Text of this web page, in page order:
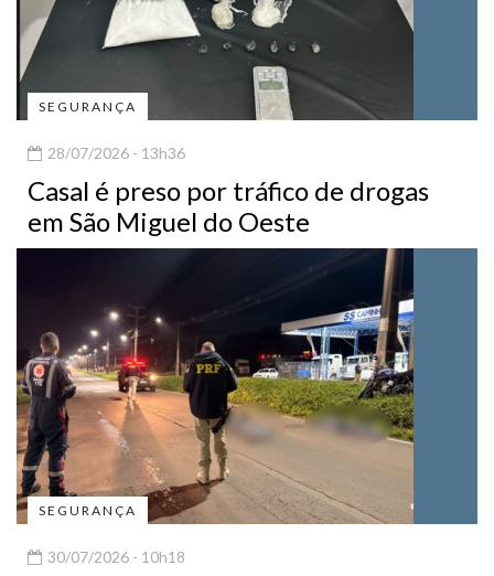
SEGURANÇA
28/07/2026 - 13h36
Casal é preso por tráfico de drogas
em São Miguel do Oeste
SEGURANÇA
30/07/2026 - 10h18